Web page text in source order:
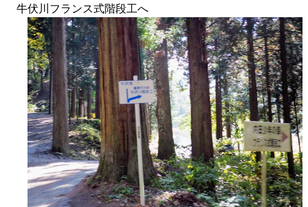
牛伏川フランス式階段工へ